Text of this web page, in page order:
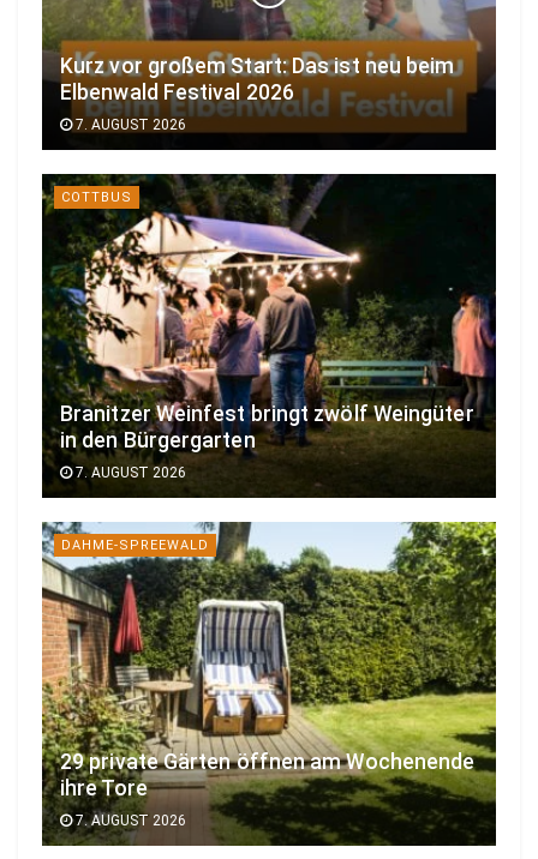
Kurz vor großem Start: Das ist neu beim
Elbenwald Festival 2026
7. AUGUST 2026
COTTBUS
Branitzer Weinfest bringt zwölf Weingüter
in den Bürgergarten
7. AUGUST 2026
DAHME-SPREEWALD
29 private Gärten öffnen am Wochenende
ihre Tore
7. AUGUST 2026